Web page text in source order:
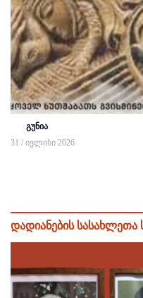
გუნია
31 / ივლისი 2026
დადიანების სასახლეთა